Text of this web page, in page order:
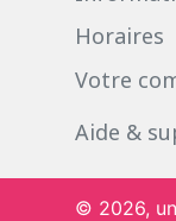
Horaires
Votre
Aide &
© 2026,